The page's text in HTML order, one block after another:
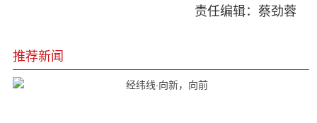
责任编辑：蔡劲蓉
推荐新闻